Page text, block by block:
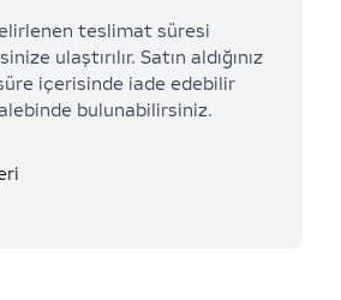
teslimat süresi
ulaştırılır. Satın aldığınız
içerisinde iade edebilir
bulunabilirsiniz.